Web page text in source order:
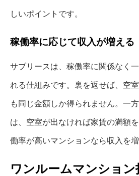
しいポイントです。
稼働率に応じて収入が増える
サブリースは、稼働率に関係なく
れる仕組みです。裏を返せば、空
も同じ金額しか得られません。一
は、空室が出なければ家賃の満額
働率が高いマンションなら収入を増
ワンルームマンション